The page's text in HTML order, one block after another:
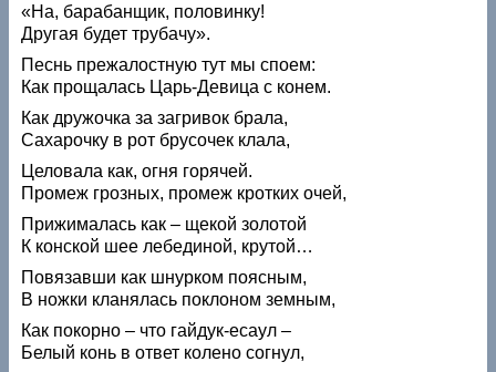
«На, барабанщик, половинку!
Другая будет трубачу».
Песнь прежалостную тут мы споем:
Как прощалась Царь-Девица с конем.
Как дружочка за загривок брала,
Сахарочку в рот брусочек клала,
Целовала как, огня горячей.
Промеж грозных, промеж кротких очей,
Прижималась как – щекой золотой
К конской шее лебединой, крутой…
Повязавши как шнурком поясным,
В ножки кланялась поклоном земным,
Как покорно – что гайдук-есаул –
Белый конь в ответ колено согнул,